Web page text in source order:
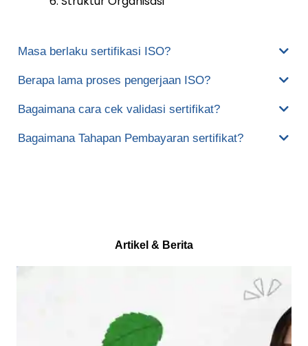
Masa berlaku sertifikasi ISO?
Berapa lama proses pengerjaan ISO?
Bagaimana cara cek validasi sertifikat?
Bagaimana Tahapan Pembayaran sertifikat?
Artikel & Berita